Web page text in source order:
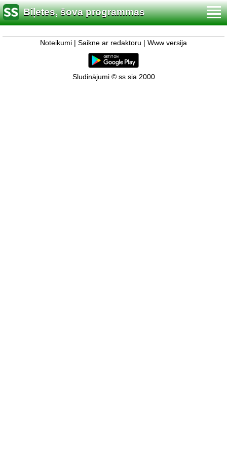
Biļetes, šova programmas
Noteikumi Saikne ar redaktoru Www versija
Sludinājumi © ss sia 2000